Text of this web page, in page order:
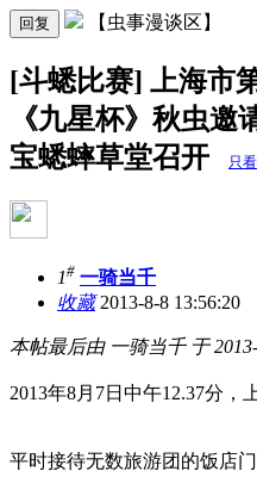
回复 【虫事漫谈区】
[斗蟋比赛] 上海市
《九星杯》秋虫
宝蟋蟀草堂召开
只
1# 一骑当千
收藏2013-8-8 13:56:20
本帖最后由 一骑当千 于
2013年8月7日中午12.37分，
平时接待无数旅游团的饭店